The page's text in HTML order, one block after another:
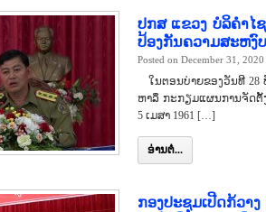
ປກສ ແຂວງ ບໍລິຄໍາໄ
ປ້ອງກັນຄວາມສະຫງົ
Posted on December 31, 2020
ໃນຕອນບ່າຍຂອງວັນທີ 28
ຫາລຶ ກະກຽມແຜນການຈັດຕັ້
5 ເມສາ 1961 […]
ອ່ານຕໍ່...
ກອງປະຊຸມເປີດກ້ວາ